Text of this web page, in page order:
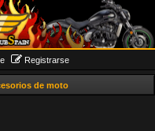
Registrarse
de moto